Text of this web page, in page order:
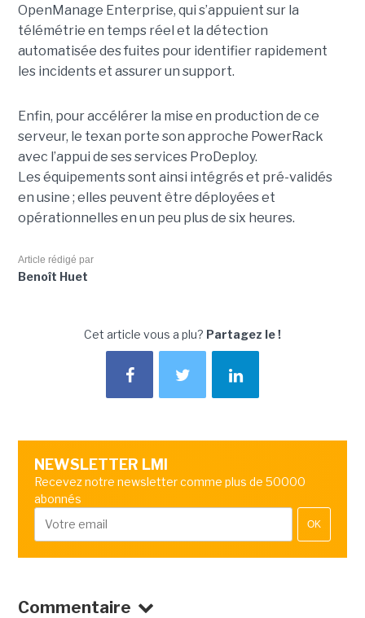
OpenManage Enterprise, qui s’appuient sur la
télémétrie en temps réel et la détection
automatisée des fuites pour identifier rapidement
les incidents et assurer un support.
Enfin, pour accélérer la mise en production de ce
serveur, le texan porte son approche PowerRack
avec l’appui de ses services ProDeploy.
Les équipements sont ainsi intégrés et pré-validés
en usine ; elles peuvent être déployées et
opérationnelles en un peu plus de six heures.
Article rédigé par
Benoît Huet
Cet article vous a plu? Partagez le !
NEWSLETTER LMI
Recevez notre newsletter comme plus de 50000
abonnés
OK
Commentaire